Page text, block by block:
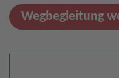
Wegbegleitung